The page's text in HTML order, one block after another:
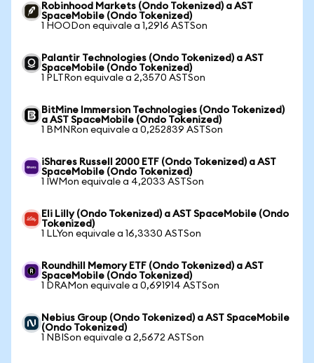
Robinhood Markets (Ondo Tokenized) a AST
SpaceMobile (Ondo Tokenized)
1 HOODon equivale a 1,2916 ASTSon
Palantir Technologies (Ondo Tokenized) a AST
SpaceMobile (Ondo Tokenized)
1 PLTRon equivale a 2,3570 ASTSon
BitMine Immersion Technologies (Ondo Tokenized)
a AST SpaceMobile (Ondo Tokenized)
1 BMNRon equivale a 0,252839 ASTSon
iShares Russell 2000 ETF (Ondo Tokenized) a AST
SpaceMobile (Ondo Tokenized)
1 IWMon equivale a 4,2033 ASTSon
Eli Lilly (Ondo Tokenized) a AST SpaceMobile (Ondo
Tokenized)
1 LLYon equivale a 16,3330 ASTSon
Roundhill Memory ETF (Ondo Tokenized) a AST
SpaceMobile (Ondo Tokenized)
1 DRAMon equivale a 0,691914 ASTSon
Nebius Group (Ondo Tokenized) a AST SpaceMobile
(Ondo Tokenized)
1 NBISon equivale a 2,5672 ASTSon